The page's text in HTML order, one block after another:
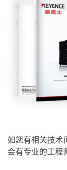
如您有相关技术
会有专业的工程